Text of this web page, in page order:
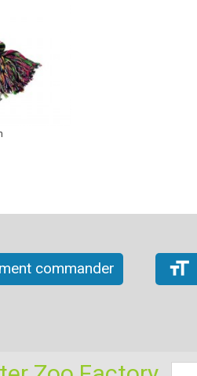
commander format_size